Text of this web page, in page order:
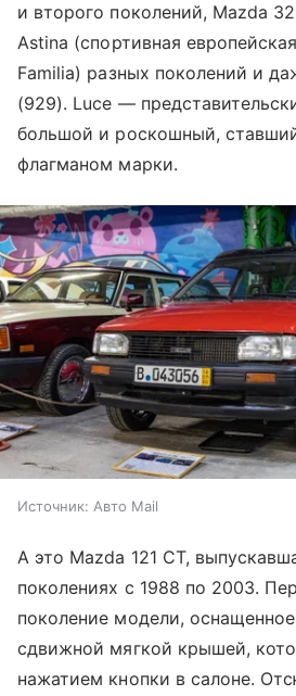
и второго поколений, Mazda
Astina (спортивная
Familia) разных поколений и
(929). Luce —
большой и роскошный,
флагманом марки.
Источник: Авто Mail
А это Mazda 121 СТ,
поколениях с 1988 по 2003.
поколение модели,
сдвижной мягкой крышей,
нажатием кнопки в салоне.